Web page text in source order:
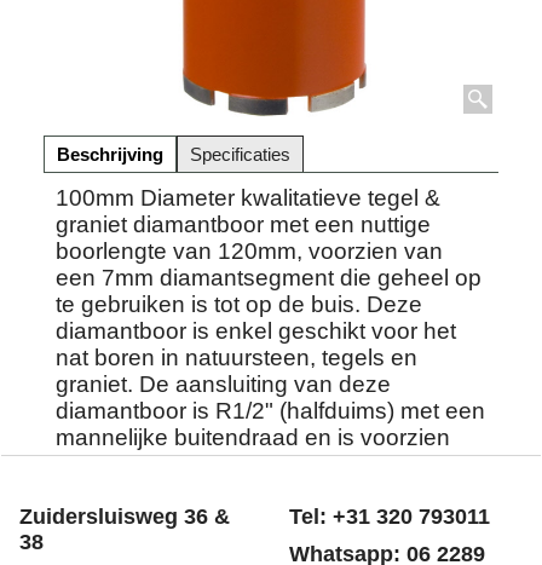
Beschrijving Specificaties
100mm Diameter kwalitatieve tegel &
graniet diamantboor met een nuttige
boorlengte van 120mm, voorzien van
een 7mm diamantsegment die geheel op
te gebruiken is tot op de buis. Deze
diamantboor is enkel geschikt voor het
nat boren in natuursteen, tegels en
graniet. De aansluiting van deze
diamantboor is R1/2" (halfduims) met een
mannelijke buitendraad en is voorzien
van een watertoevoer opening.